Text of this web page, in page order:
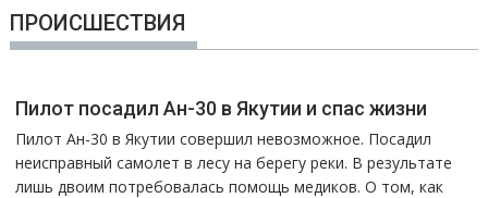
ПРОИСШЕСТВИЯ
Пилот посадил Ан-30 в Якутии и спас жизни
Пилот Ан-30 в Якутии совершил невозможное. Посадил
неисправный самолет в лесу на берегу реки. В результате
лишь двоим потребовалась помощь медиков. О том, как